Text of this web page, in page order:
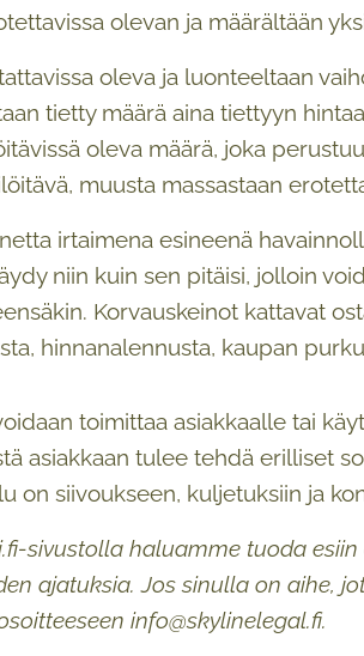
olevan ja määrältään
oleva ja luonteeltaan
tietty määrä aina tiettyyn
oleva määrä, joka
muusta massastaan
irtaimena esineenä
niin kuin sen pitäisi, jolloin
Korvauskeinot kattavat
hinnanalennusta, kaupan
toimittaa asiakkaalle tai
asiakkaan tulee tehdä erilliset
on siivoukseen, kuljetuksiin ja
sivustolla haluamme tuoda
ajatuksia. Jos sinulla on aihe,
info@skylinelegal.fi.